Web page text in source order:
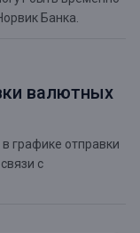
Банка.
валютных
графике отправки
с